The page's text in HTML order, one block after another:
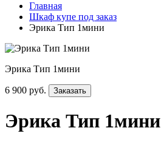
Главная
Шкаф купе под заказ
Эрика Тип 1мини
Эрика Тип 1мини
6 900 руб. Заказать
Эрика Тип 1мини